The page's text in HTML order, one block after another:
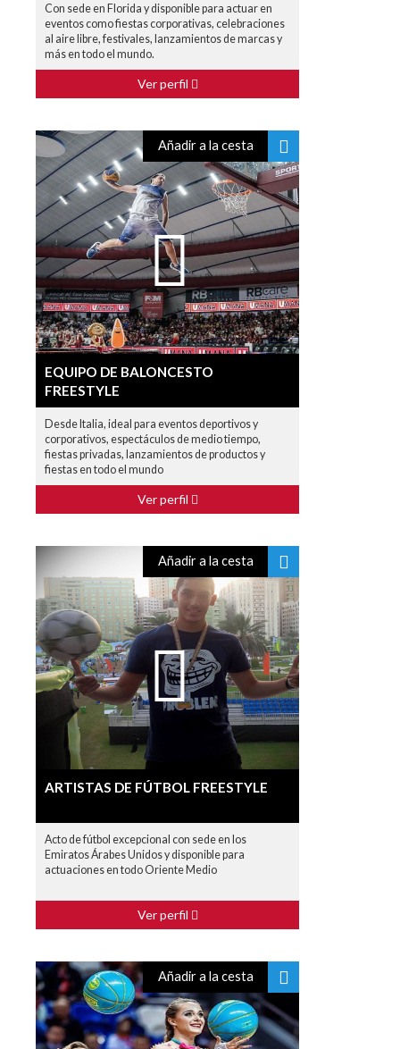
Con sede en Florida y disponible para actuar en
eventos como fiestas corporativas, celebraciones
al aire libre, festivales, lanzamientos de marcas y
más en todo el mundo.
Ver perfil
Añadir a la cesta
EQUIPO DE BALONCESTO
FREESTYLE
Desde Italia, ideal para eventos deportivos y
corporativos, espectáculos de medio tiempo,
fiestas privadas, lanzamientos de productos y
fiestas en todo el mundo
Ver perfil
Añadir a la cesta
ARTISTAS DE FÚTBOL FREESTYLE
Acto de fútbol excepcional con sede en los
Emiratos Árabes Unidos y disponible para
actuaciones en todo Oriente Medio
Ver perfil
Añadir a la cesta